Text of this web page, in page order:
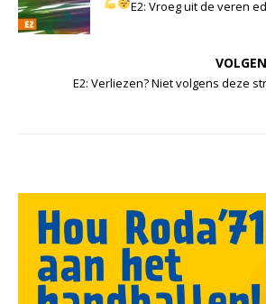
E2: Vroeg uit de veren
E2: Verliezen? Niet volgens deze